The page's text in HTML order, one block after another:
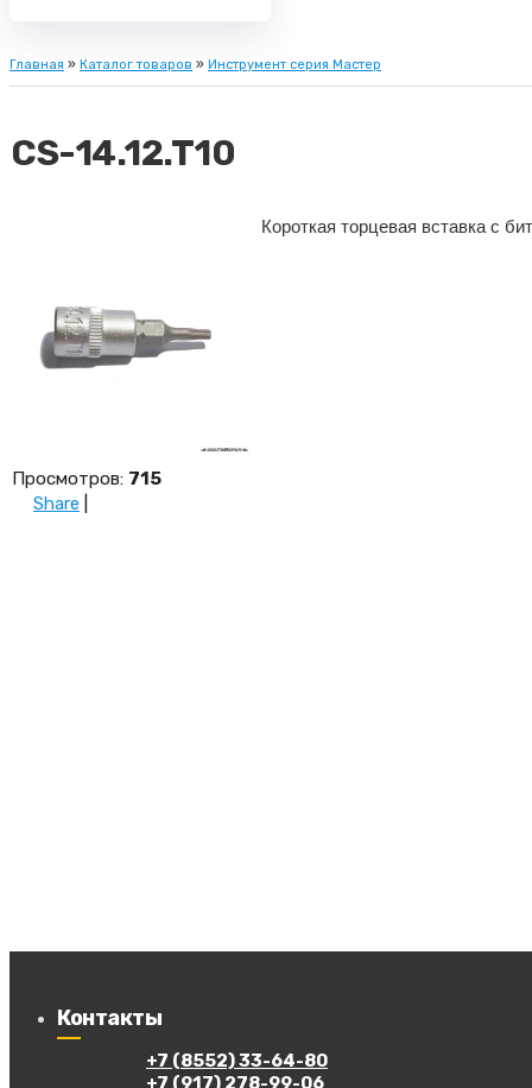
Главная » Каталог товаров » Инструмент серия Мастер
CS-14.12.T10
Короткая торцевая вставка с
Просмотров: 715
Share
Контакты
+7 (8552) 33-64-80
+7 (917) 278-99-06